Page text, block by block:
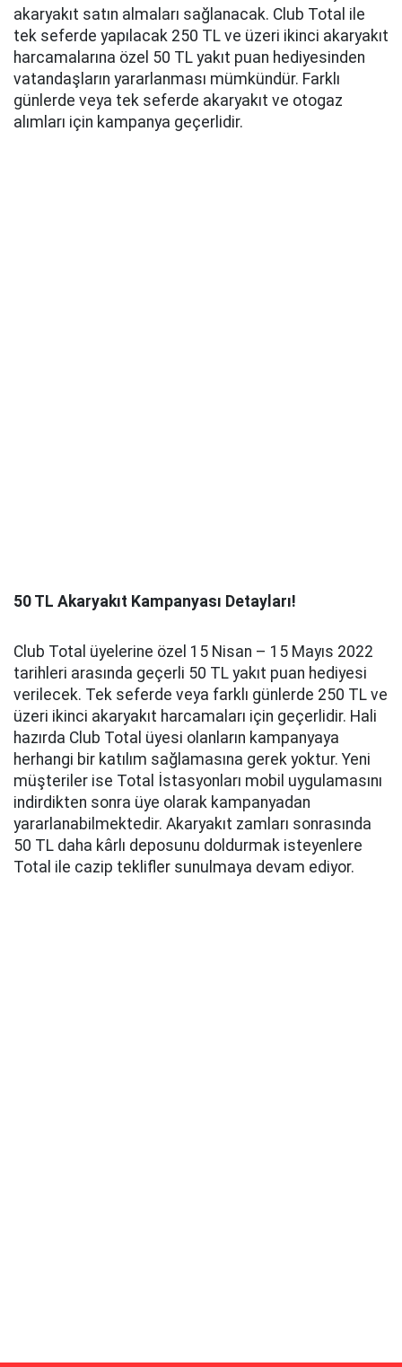
akaryakıt satın almaları sağlanacak. Club Total ile
tek seferde yapılacak 250 TL ve üzeri ikinci akaryakıt
harcamalarına özel 50 TL yakıt puan hediyesinden
vatandaşların yararlanması mümkündür. Farklı
günlerde veya tek seferde akaryakıt ve otogaz
alımları için kampanya geçerlidir.
50 TL Akaryakıt Kampanyası Detayları!
Club Total üyelerine özel 15 Nisan – 15 Mayıs 2022
tarihleri arasında geçerli 50 TL yakıt puan hediyesi
verilecek. Tek seferde veya farklı günlerde 250 TL ve
üzeri ikinci akaryakıt harcamaları için geçerlidir. Hali
hazırda Club Total üyesi olanların kampanyaya
herhangi bir katılım sağlamasına gerek yoktur. Yeni
müşteriler ise Total İstasyonları mobil uygulamasını
indirdikten sonra üye olarak kampanyadan
yararlanabilmektedir. Akaryakıt zamları sonrasında
50 TL daha kârlı deposunu doldurmak isteyenlere
Total ile cazip teklifler sunulmaya devam ediyor.